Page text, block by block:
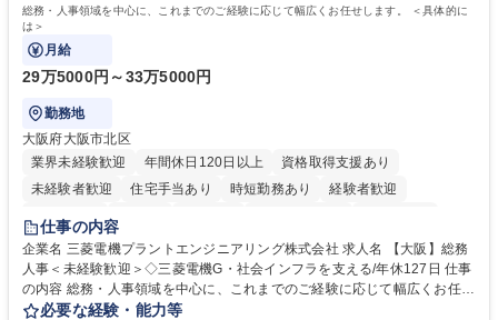
総務・人事領域を中心に、これまでのご経験に応じて幅広くお任せします。 ＜具体的に
は＞
月給
29万5000円～33万5000円
勤務地
大阪府大阪市北区
業界未経験歓迎
年間休日120日以上
資格取得支援あり
未経験者歓迎
住宅手当あり 時短勤務あり
経験者歓迎
退職金あり
駅近5分以内
土日祝休み 服装自由 寮・社宅あり 食事補助あり
仕事の内容
企業名 三菱電機プラントエンジニアリング株式会社 求人名 【大阪】総務
人事＜未経験歓迎＞◇三菱電機G・社会インフラを支える/年休127日 仕事
の内容 総務・人事領域を中心に、これまでのご経験に応じて幅広くお任せ
します。 ＜具体的には＞ ・総務/人事労務（給与・社保・勤怠管理など）
必要な経験・能力等